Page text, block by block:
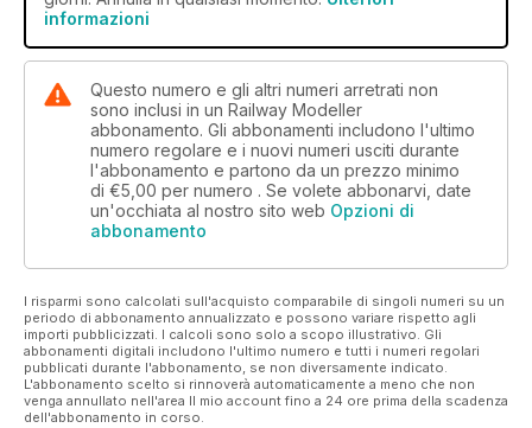
informazioni
Questo numero e gli altri numeri arretrati non
sono inclusi in un Railway Modeller
abbonamento. Gli abbonamenti includono l'ultimo
numero regolare e i nuovi numeri usciti durante
l'abbonamento e partono da un prezzo minimo
di €5,00 per numero . Se volete abbonarvi, date
un'occhiata al nostro sito web Opzioni di
abbonamento
I risparmi sono calcolati sull'acquisto comparabile di singoli numeri su un
periodo di abbonamento annualizzato e possono variare rispetto agli
importi pubblicizzati. I calcoli sono solo a scopo illustrativo. Gli
abbonamenti digitali includono l'ultimo numero e tutti i numeri regolari
pubblicati durante l'abbonamento, se non diversamente indicato.
L'abbonamento scelto si rinnoverà automaticamente a meno che non
venga annullato nell'area Il mio account fino a 24 ore prima della scadenza
dell'abbonamento in corso.